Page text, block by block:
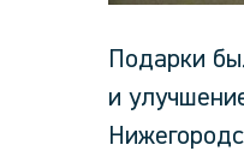
Подарки
и